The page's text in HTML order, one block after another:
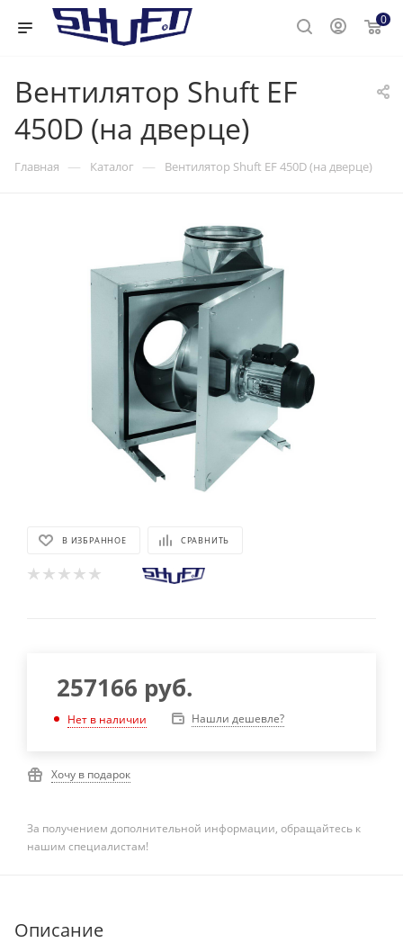
0
Вентилятор Shuft EF
450D (на дверце)
Главная — Каталог — Вентилятор Shuft EF 450D (на дверце)
В ИЗБРАННОЕ СРАВНИТЬ
257166 руб.
Нет в наличии Нашли дешевле?
Хочу в подарок
За получением дополнительной информации, обращайтесь к
нашим специалистам!
Описание